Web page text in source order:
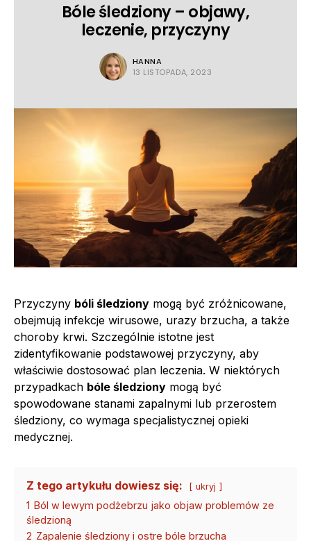
Bóle śledziony – objawy,
leczenie, przyczyny
HANNA
13 LISTOPADA, 2023
Przyczyny bóli śledziony mogą być zróżnicowane,
obejmują infekcje wirusowe, urazy brzucha, a także
choroby krwi. Szczególnie istotne jest
zidentyfikowanie podstawowej przyczyny, aby
właściwie dostosować plan leczenia. W niektórych
przypadkach bóle śledziony mogą być
spowodowane stanami zapalnymi lub przerostem
śledziony, co wymaga specjalistycznej opieki
medycznej.
Z tego artykułu dowiesz się: ukryj
1 Ból w lewym podżebrzu jako objaw problemów ze
śledzioną
2 Zapalenie śledziony i ostre bóle brzucha